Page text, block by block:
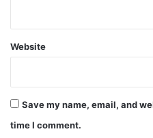
Website
Save my name, email, and
time I comment.